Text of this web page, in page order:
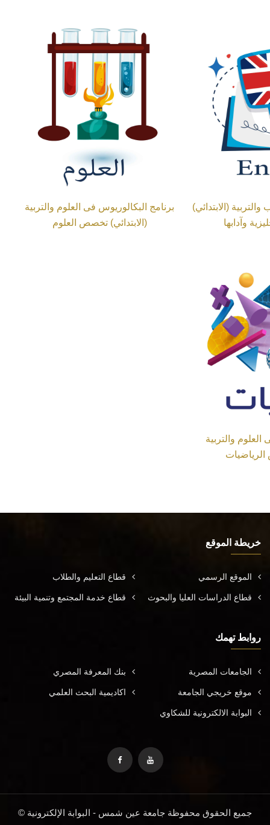
برنامج البكالوريوس فى العلوم والتربية
(الابتدائي) تخصص العلوم
(الابتدائي)
وآدابها
والتربية
الرياضيات
خريطة الموقع
الموقع الرسمي قطاع التعليم والطلاب
قطاع الدراسات العليا والبحوث قطاع خدمة المجتمع وتنمية البيئة
روابط تهمك
الجامعات المصرية بنك المعرفة المصري
موقع خريجي الجامعة اكاديمية البحث العلمي
البوابة الالكترونية للشكاوي
جميع الحقوق محفوظة جامعة عين شمس - البوابة الإلكترونية ©